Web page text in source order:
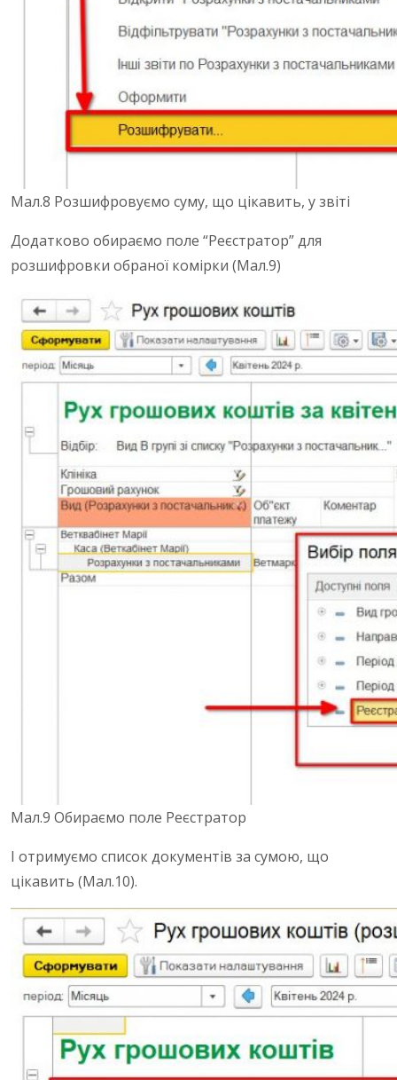
Мал.8 Розшифровуємо суму, що цікавить, у звіті
Додатково обираємо поле “Реєстратор” для
розшифровки обраної комірки (Мал.9)
Мал.9 Обираємо поле Реєстратор
І отримуємо список документів за сумою, що
цікавить (Мал.10).